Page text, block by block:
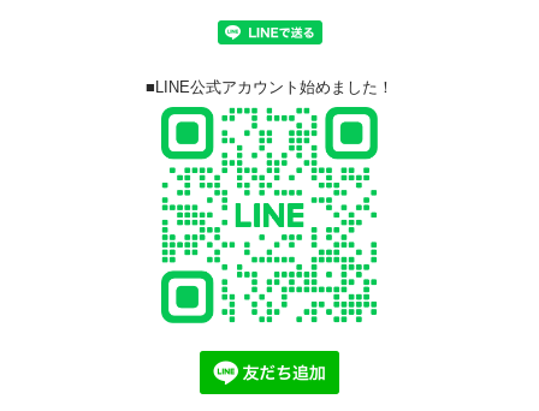
■LINE公式アカウント始めました！